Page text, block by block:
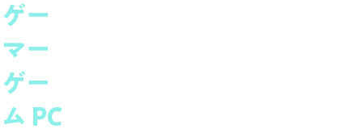
ゲー
マー
ゲー
ム PC